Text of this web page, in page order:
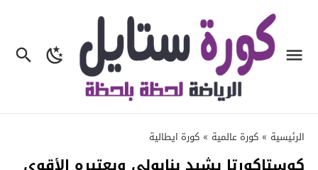
الرئيسية » كورة عالمية » كورة ايطالية